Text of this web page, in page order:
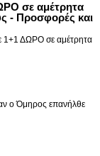
σε αμέτρητα
- Προσφορές και
1+1 ΔΩΡΟ σε αμέτρητα
ο Όμηρος επανήλθε